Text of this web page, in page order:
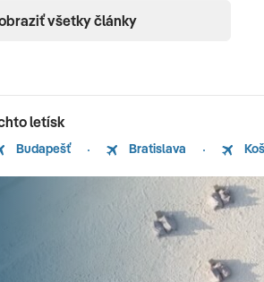
všetky články
letísk
Budapešť Bratislava